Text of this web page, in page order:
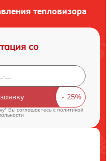
тепловизора
со
Вы соглашаетесь cполитикой